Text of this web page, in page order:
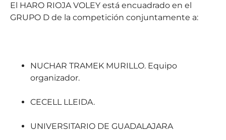
El HARO RIOJA VOLEY está encuadrado en el
GRUPO D de la competición conjuntamente a:
NUCHAR TRAMEK MURILLO. Equipo
organizador.
CECELL LLEIDA.
UNIVERSITARIO DE GUADALAJARA